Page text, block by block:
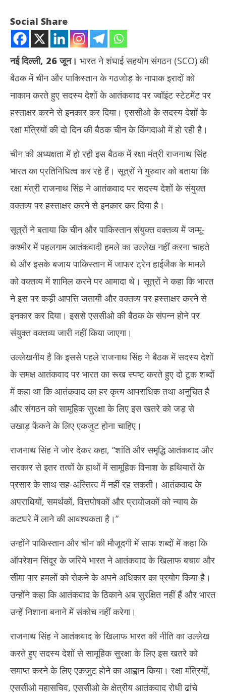
SCO समिट के ज्वॉइंट स्टेटमेंट में पहलगाम हमले का जिक्र नहीं होने से भड़का
भारत, राजनाथ सिंह ने हस्ताक्षर से किया इनकार
June
26,
2025
Social Share
नई दिल्ली, 26 जून। भारत ने शंघाई सहयोग संगठन (SCO) की
बैठक में चीन और पाकिस्तान के गठजोड़ के नापाक इरादों को
नाकाम करते हुए सदस्य देशों के आतंकवाद पर ज्वॉइंट स्टेटमेंट पर
हस्ताक्षर करने से इनकार कर दिया। एससीओ के सदस्य देशों के
रक्षा मंत्रियों की दो दिन की बैठक चीन के किंगदाओ में हो रही है।
चीन की अध्यक्षता में हो रही इस बैठक में रक्षा मंत्री राजनाथ सिंह
भारत का प्रतिनिधित्व कर रहे हैं। सूत्रों ने गुरुवार को बताया कि
रक्षा मंत्री राजनाथ सिंह ने आतंकवाद पर सदस्य देशों के संयुक्त
वक्तव्य पर हस्ताक्षर करने से इनकार कर दिया है।
सूत्रों ने बताया कि चीन और पाकिस्तान संयुक्त वक्तव्य में जम्मू-
कश्मीर में पहलगाम आतंकवादी हमले का उल्लेख नहीं करना चाहते
थे और इसके बजाय पाकिस्तान में जाफर ट्रेन हाईजैक के मामले
को वक्तव्य में शामिल करने पर आमादा थे। सूत्रों ने कहा कि भारत
ने इस पर कड़ी आपत्ति जतायी और वक्तव्य पर हस्ताक्षर करने से
इनकार कर दिया। इससे एससीओ की बैठक के संपन्न होने पर
संयुक्त वक्तव्य जारी नहीं किया जाएगा।
उल्लेखनीय है कि इससे पहले राजनाथ सिंह ने बैठक में सदस्य देशों
के समक्ष आतंकवाद पर भारत का रूख स्पष्ट करते हुए दो टूक शब्दों
में कहा था कि आतंकवाद का हर कृत्य आपराधिक तथा अनुचित है
और संगठन को सामूहिक सुरक्षा के लिए इस खतरे को जड़ से
उखाड़ फेंकने के लिए एकजुट होना चाहिए।
राजनाथ सिंह ने जोर देकर कहा, “शांति और समृद्धि आतंकवाद और
सरकार से इतर तत्वों के हाथों में सामूहिक विनाश के हथियारों के
प्रसार के साथ सह-अस्तित्व में नहीं रह सकती। आतंकवाद के
अपराधियों, समर्थकों, वित्तपोषकों और प्रायोजकों को न्याय के
कटघरे में लाने की आवश्यकता है।”
उन्होंने पाकिस्तान और चीन की मौजूदगी में साफ शब्दों में कहा कि
ऑपरेशन सिंदूर के जरिये भारत ने आतंकवाद के खिलाफ बचाव और
सीमा पार हमलों को रोकने के अपने अधिकार का प्रयोग किया है।
उन्होंने कहा कि आतंकवाद के ठिकाने अब सुरक्षित नहीं हैं और भारत
उन्हें निशाना बनाने में संकोच नहीं करेगा।
राजनाथ सिंह ने आतंकवाद के खिलाफ भारत की नीति का उल्लेख
करते हुए सदस्य देशों से सामूहिक सुरक्षा के लिए इस खतरे को
समाप्त करने के लिए एकजुट होने का आह्वान किया। रक्षा मंत्रियों,
एससीओ महासचिव, एससीओ के क्षेत्रीय आतंकवाद रोधी ढांचे